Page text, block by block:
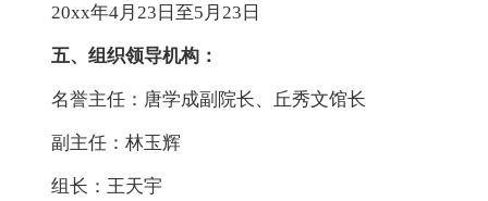
20xx年4月23日至5月23日
五、组织领导机构：
名誉主任：唐学成副院长、丘秀文馆长
副主任：林玉辉
组长：王天宇